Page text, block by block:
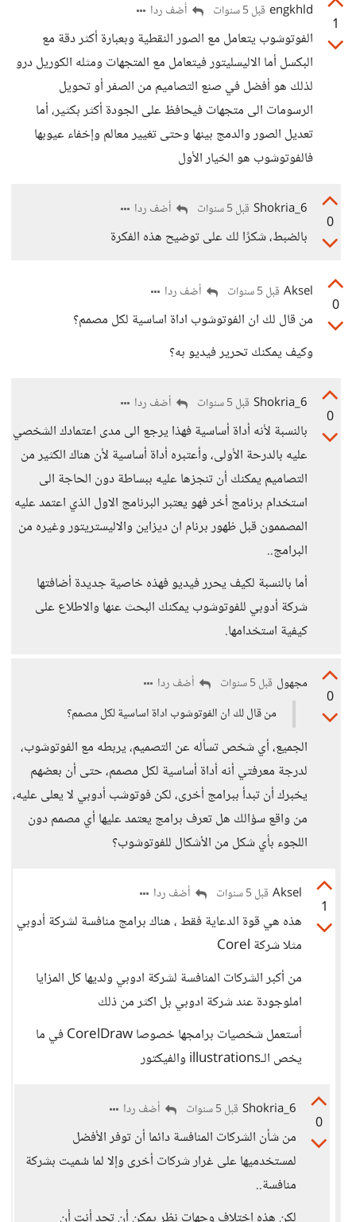
1
engkhld قبل 5 سنوات أضف ردا
الفوتوشوب يتعامل مع الصور النقطية وبعبارة أكثر دقة مع
البكسل أما الاليسليتور فيتعامل مع المتجهات ومثله الكوريل درو
لذلك هو أفضل في صنع التصاميم من الصفر أو تحويل
الرسومات الى متجهات فيحافظ على الجودة أكثر بكثير، أما
تعديل الصور والدمج بينها وحتى تغيير معالم وإخفاء عيوبها
فالفوتوشوب هو الخيار الأول
0
Shokria_6 قبل 5 سنوات أضف ردا
بالضبط، شكرًا لك على توضيح هذه الفكرة
0
Aksel قبل 5 سنوات أضف ردا
من قال لك ان الفوتوشوب اداة اساسية لكل مصمم؟
وكيف يمكنك تحرير فيديو به؟
0
Shokria_6 قبل 5 سنوات أضف ردا
بالنسبة لأنه أداة أساسية فهذا يرجع الى مدى اعتمادك الشخصي
عليه بالدرحة الأولى، وأعتبره أداة أساسية لأن هناك الكثير من
التصاميم يمكنك أن تنجزها عليه ببساطة دون الحاجة الى
استخدام برنامج أخر فهو يعتبر البرنامج الاول الذي اعتمد عليه
المصممون قبل ظهور برنام ان ديزاين والاليستريتور وغيره من
البرامج..
أما بالنسبة لكيف يحرر فيديو فهذه خاصية جديدة أضافتها
شركة أدوبي للفوتوشوب يمكنك البحث عنها والاطلاع على
كيفية استخدامها.
0
مجهول قبل 5 سنوات
أضف ردا
من قال لك ان الفوتوشوب اداة اساسية لكل مصمم؟
الجميع، أي شخص تسأله عن التصميم، يربطه مع الفوتوشوب،
لدرجة معرفتي أنه أداة أساسية لكل مصمم، حتى أن بعضهم
يخبرك أن تبدأ ببرامج أخرى، لكن فوتوشب أدوبي لا يعلى عليه،
من واقع سؤالك هل تعرف برامج يعتمد عليها أي مصمم دون
اللجوء بأي شكل من الأشكال للفوتوشوب؟
1
Aksel قبل 5 سنوات أضف ردا
هذه هي قوة الدعاية فقط ، هناك برامج منافسة لشركة أدوبي
مثلا شركة Corel
من أكبر الشركات المنافسة لشركة ادوبي ولديها كل المزايا
املوجودة عند شركة ادوبي بل اكثر من ذلك
أستعمل شخصيات برامجها خصوصا CorelDraw في ما
يخص الـillustrations والفيكتور
0
Shokria_6 قبل 5 سنوات أضف ردا
من شأن الشركات المنافسة دائما أن توفر الأفضل
لمستخدميها على غرار شركات أخرى وإلا لما سُميت بشركة
منافسة..